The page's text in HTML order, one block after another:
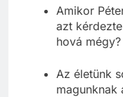
Amikor
azt
hová mégy?
Az életünk
magunknak